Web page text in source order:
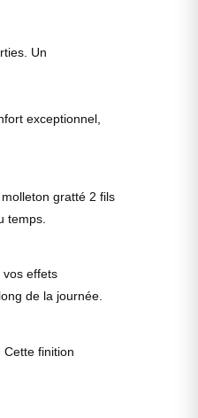
Un
exceptionnel,
gratté 2 fils
temps.
vos effets
de la journée.
finition